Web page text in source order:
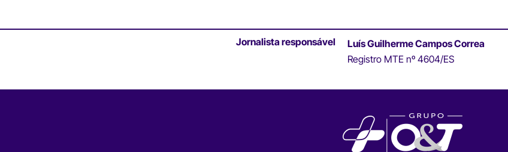
Jornalista responsável
Luís Guilherme Campos Correa
Registro MTE nº 4604/ES